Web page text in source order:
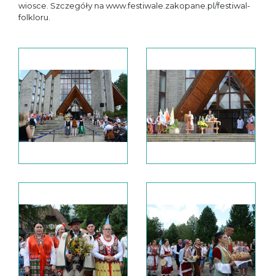
wiosce. Szczegóły na www.festiwale.zakopane.pl/festiwal-
folkloru.